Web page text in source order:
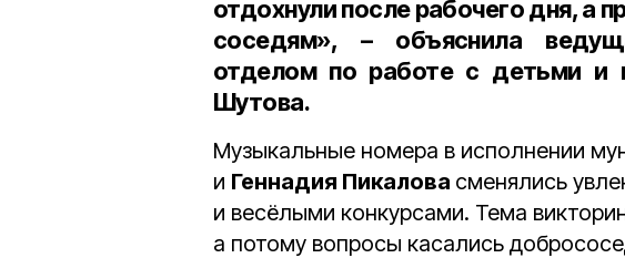
отдохнули после рабочего дня, а
соседям», – объяснила
отделом по работе с детьми
Шутова.
Музыкальные номера в исполнении
и Геннадия Пикалова сменялись
и весёлыми конкурсами. Тема
а потому вопросы касались